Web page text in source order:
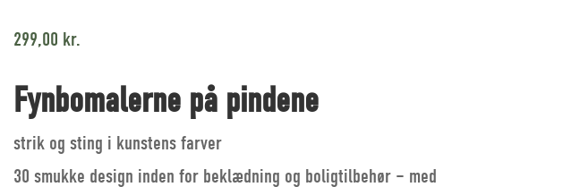
299,00 kr.
Fynbomalerne på pindene
strik og sting i kunstens farver
30 smukke design inden for beklædning og boligtilbehør – med